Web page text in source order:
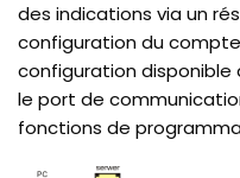
des indications via un
configuration du
configuration
le port de
fonctions de